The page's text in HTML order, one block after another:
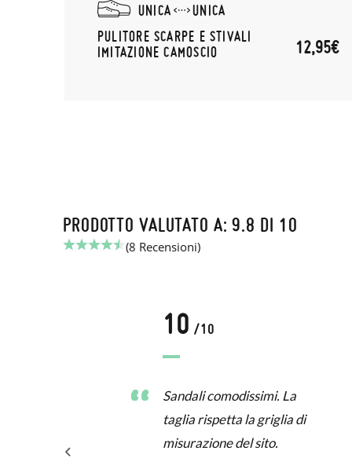
UNICA
UNICA
PULITORE SCARPE E STIVALI
IMITAZIONE CAMOSCIO
12,95€
PRODOTTO VALUTATO A: 9.8 DI 10
(8 Recensioni)
10 /10
Sandali comodissimi. La
taglia rispetta la griglia di
misurazione del sito.